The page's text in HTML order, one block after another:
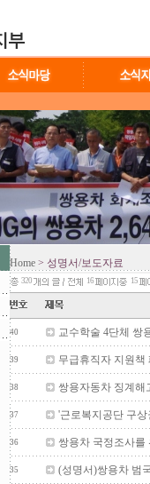
Home > 성명서/보도자료
320 16 15
40 교수학술 4단체 쌍
39 무급휴직자 지원책
38 쌍용자동차 징계해
37 '근로복지공단 구
36 쌍용차 국정조사를
35 (성명서)쌍용차 범